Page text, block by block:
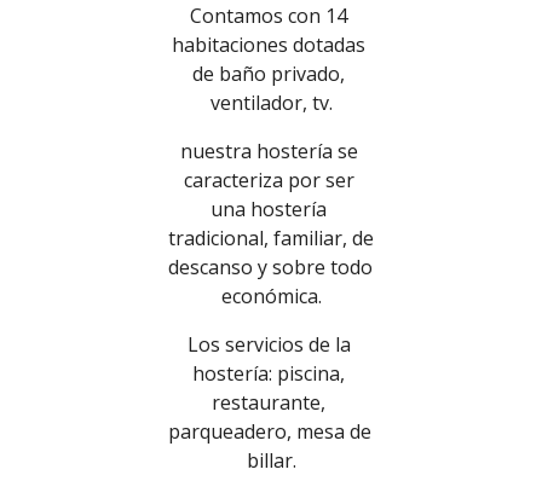
Contamos con 14
habitaciones dotadas
de baño privado,
ventilador, tv.
nuestra hostería se
caracteriza por ser
una hostería
tradicional, familiar, de
descanso y sobre todo
económica.
Los servicios de la
hostería: piscina,
restaurante,
parqueadero, mesa de
billar.